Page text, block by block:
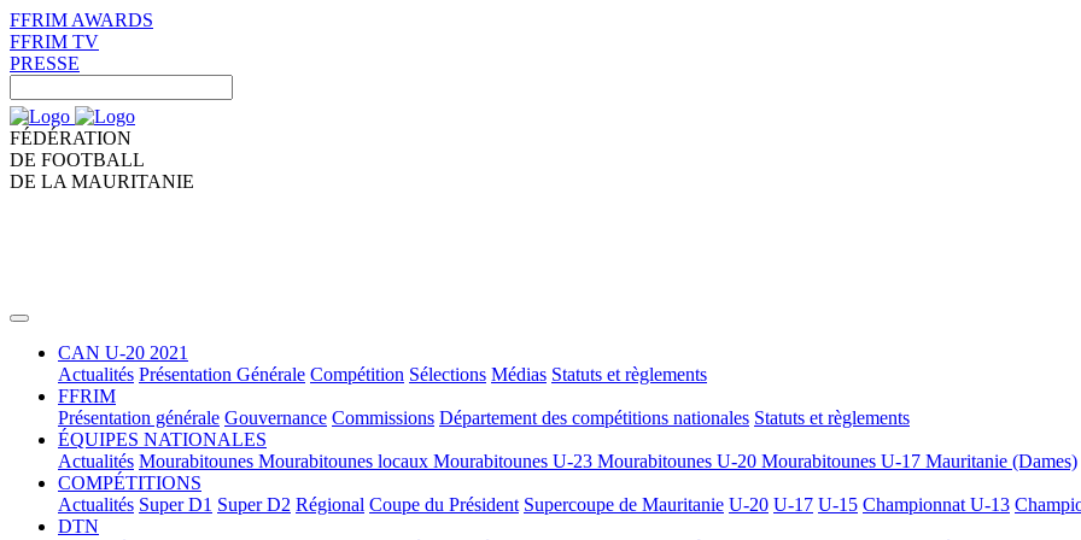
FFRIM AWARDS
FFRIM TV
PRESSE
FÉDÉRATION
DE FOOTBALL
DE LA MAURITANIE
CAN U-20 2021
Actualités Présentation Générale Compétition Sélections Médias Statuts et règlements
FFRIM
Présentation générale Gouvernance Commissions Département des compétitions nationales Statuts et règlements
ÉQUIPES NATIONALES
Actualités Mourabitounes Mourabitounes locaux Mourabitounes U-23 Mourabitounes U-20 Mourabitounes U-17 Mauritanie (Dames)
COMPÉTITIONS
Actualités Super D1 Super D2 Régional Coupe du Président Supercoupe de Mauritanie U-20 U-17 U-15 Championnat U-13
DTN